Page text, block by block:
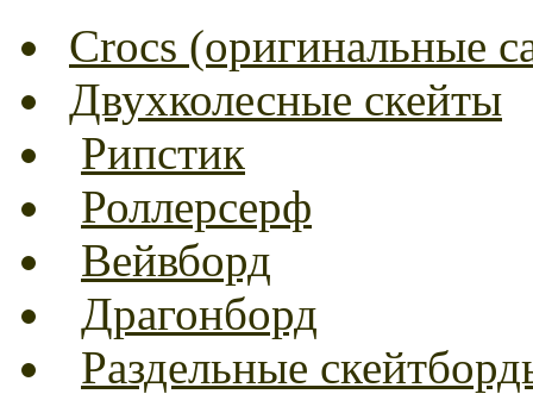
Crocs (оригинальные
Двухколесные скейты
Рипстик
Роллерсерф
Вейвборд
Драгонборд
Раздельные